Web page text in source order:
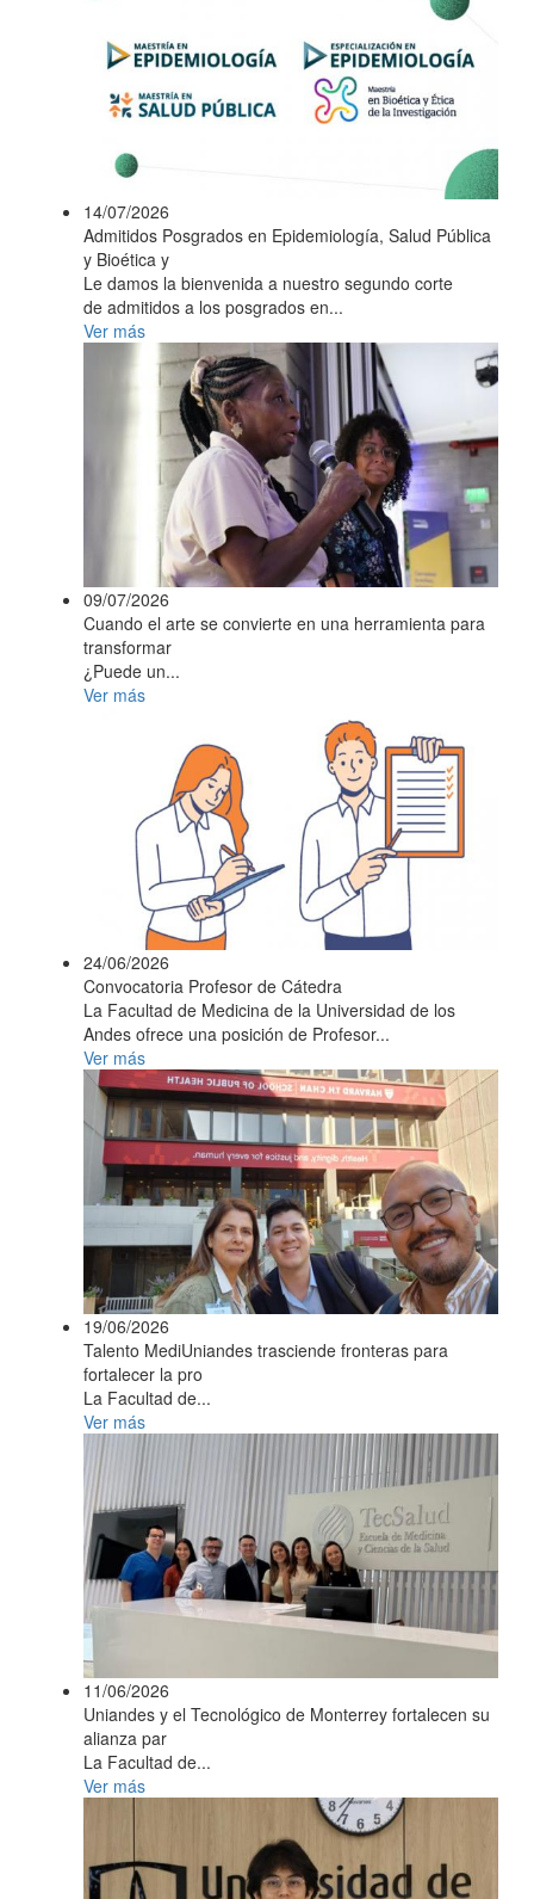
14/07/2026
Admitidos Posgrados en Epidemiología, Salud Pública
y Bioética y
Le damos la bienvenida a nuestro segundo corte
de admitidos a los posgrados en...
Ver más
09/07/2026
Cuando el arte se convierte en una herramienta para
transformar
¿Puede un...
Ver más
24/06/2026
Convocatoria Profesor de Cátedra
La Facultad de Medicina de la Universidad de los
Andes ofrece una posición de Profesor...
Ver más
19/06/2026
Talento MediUniandes trasciende fronteras para
fortalecer la pro
La Facultad de...
Ver más
11/06/2026
Uniandes y el Tecnológico de Monterrey fortalecen su
alianza par
La Facultad de...
Ver más